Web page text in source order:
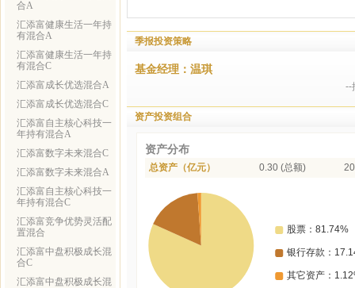
合A
汇添富健康生活一年持
有混合A
汇添富健康生活一年持
有混合C
汇添富成长优选混合A
汇添富成长优选混合C
汇添富自主核心科技一
年持有混合A
汇添富数字未来混合C
汇添富数字未来混合A
汇添富自主核心科技一
年持有混合C
汇添富竞争优势灵活配
置混合
汇添富中盘积极成长混
合C
汇添富中盘积极成长混
季报投资策略
基金经理：温琪
--
资产投资组合
资产分布
总资产（亿元） 0.30 (总额)